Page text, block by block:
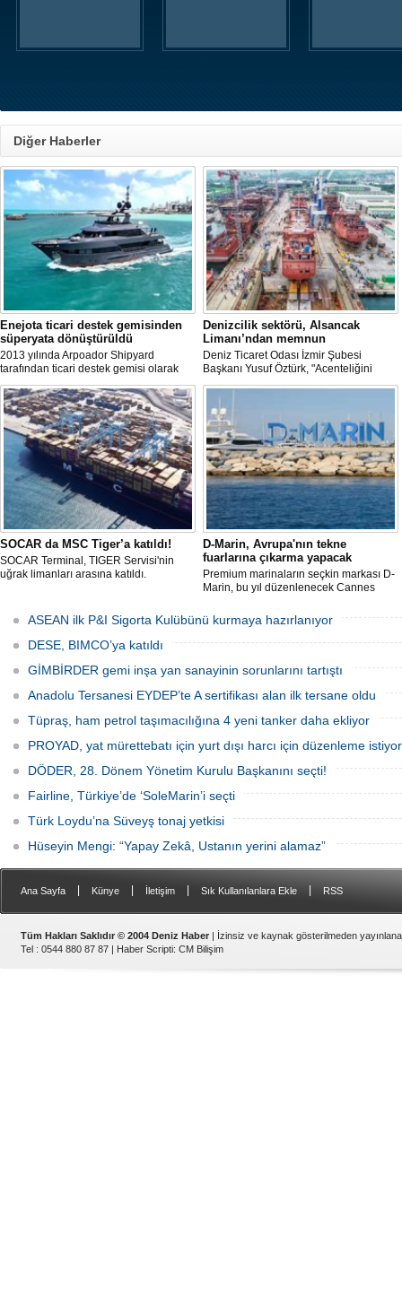
Diğer Haberler
Enejota ticari destek gemisinden
süperyata dönüştürüldü
2013 yılında Arpoador Shipyard
tarafından ticari destek gemisi olarak
inşa edilen Enejota explorer süperyata
dönüştürülerek sahibine teslim edildi.
Denizcilik sektörü, Alsancak
Limanı’ndan memnun
Deniz Ticaret Odası İzmir Şubesi
Başkanı Yusuf Öztürk, "Acenteliğini
yaptığımız gemi sayesinde süreci
baştan sona takip etme fırsatı buldum.
İlk günden itibaren hizmet anlayışındaki
değişimi hissettik. Operasyonlar çok
hızlı şekilde tamamlandı" dedi
SOCAR da MSC Tiger’a katıldı!
SOCAR Terminal, TIGER Servisi'nin
uğrak limanları arasına katıldı.
D-Marin, Avrupa'nın tekne
fuarlarına çıkarma yapacak
Premium marinaların seçkin markası D-
Marin, bu yıl düzenlenecek Cannes
Uluslararası Tekne Fuarı'nda
ziyaretçileriyle yeniden buluşmaya
hazırlanıyor.
ASEAN ilk P&I Sigorta Kulübünü kurmaya hazırlanıyor
DESE, BIMCO’ya katıldı
GİMBİRDER gemi inşa yan sanayinin sorunlarını tartıştı
Anadolu Tersanesi EYDEP’te A sertifikası alan ilk tersane oldu
Tüpraş, ham petrol taşımacılığına 4 yeni tanker daha ekliyor
PROYAD, yat mürettebatı için yurt dışı harcı için düzenleme istiyor
DÖDER, 28. Dönem Yönetim Kurulu Başkanını seçti!
Fairline, Türkiye’de ‘SoleMarin’i seçti
Türk Loydu’na Süveyş tonaj yetkisi
Hüseyin Mengi: “Yapay Zekâ, Ustanın yerini alamaz”
Ana Sayfa Künye İletişim Sık Kullanılanlara Ekle RSS
Tüm Hakları Saklıdır © 2004 Deniz Haber | İzinsiz ve kaynak gösterilmeden
Tel : 0544 880 87 87 | Haber Scripti: CM Bilişim